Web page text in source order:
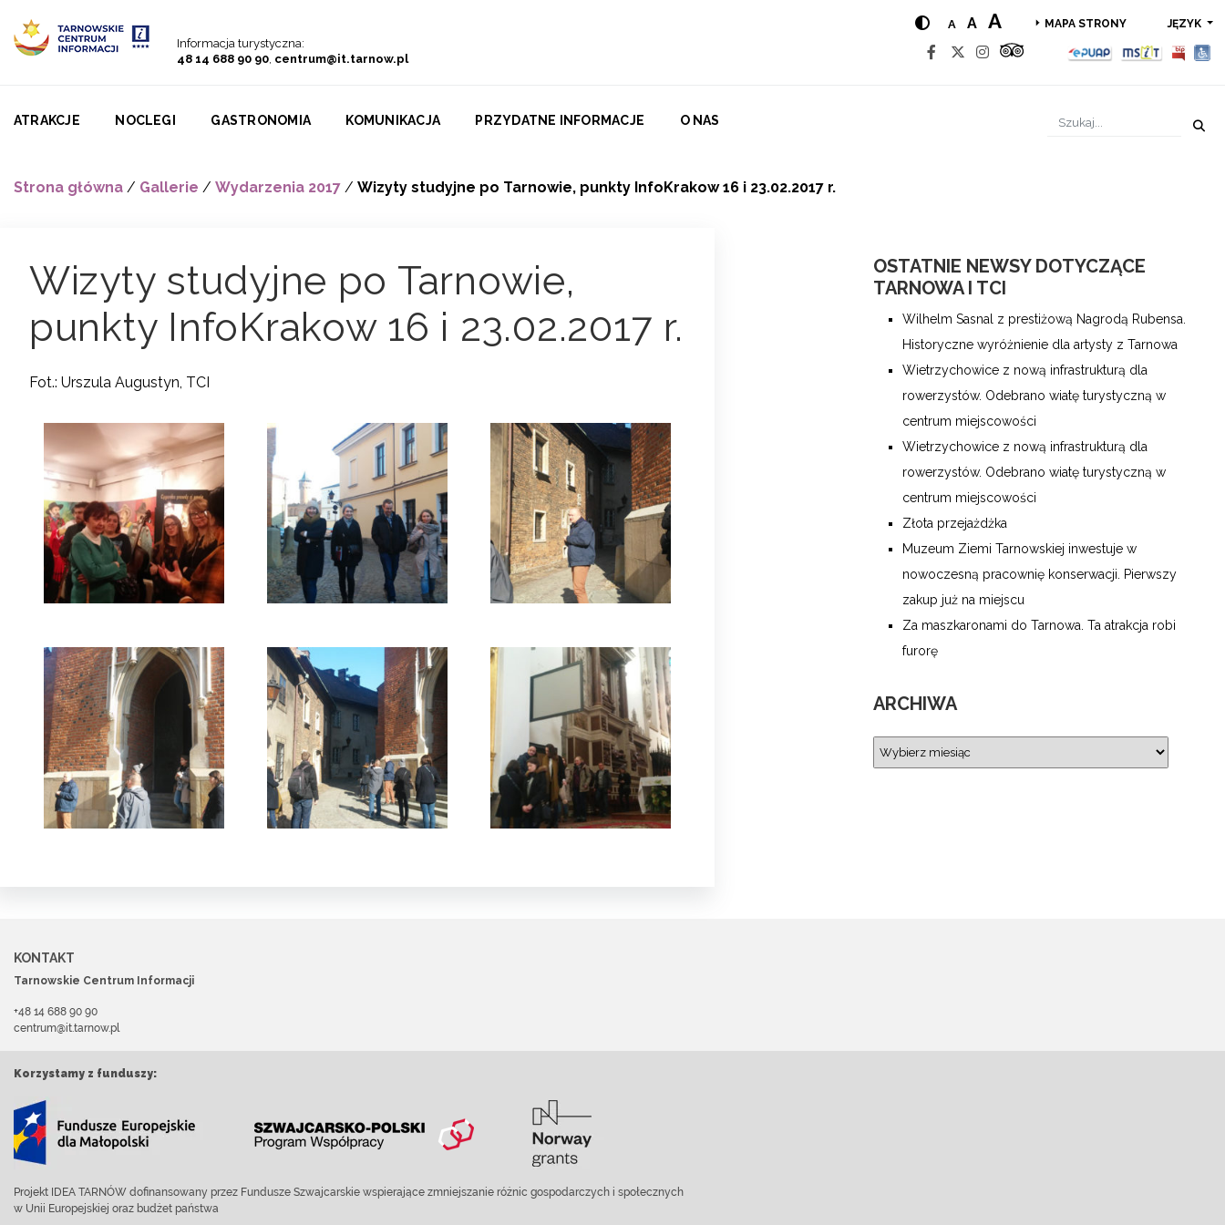
Informacja turystyczna:
48 14 688 90 90, centrum@it.tarnow.pl
A A A MAPA STRONY JĘZYK
ATRAKCJE NOCLEGI GASTRONOMIA KOMUNIKACJA PRZYDATNE INFORMACJE O NAS
Strona główna / Gallerie / Wydarzenia 2017 / Wizyty studyjne po Tarnowie, punkty InfoKrakow 16 i 23.02.2017 r.
Wizyty studyjne po Tarnowie,
punkty InfoKrakow 16 i 23.02.2017 r.
Fot.: Urszula Augustyn, TCI
OSTATNIE NEWSY DOTYCZĄCE
TARNOWA I TCI
Wilhelm Sasnal z prestiżową Nagrodą Rubensa.
Historyczne wyróżnienie dla artysty z Tarnowa
Wietrzychowice z nową infrastrukturą dla
rowerzystów. Odebrano wiatę turystyczną w
centrum miejscowości
Wietrzychowice z nową infrastrukturą dla
rowerzystów. Odebrano wiatę turystyczną w
centrum miejscowości
Złota przejażdżka
Muzeum Ziemi Tarnowskiej inwestuje w
nowoczesną pracownię konserwacji. Pierwszy
zakup już na miejscu
Za maszkaronami do Tarnowa. Ta atrakcja robi
furorę
ARCHIWA
KONTAKT
Tarnowskie Centrum Informacji
+48 14 688 90 90
centrum@it.tarnow.pl
Korzystamy z funduszy:
Projekt IDEA TARNÓW dofinansowany przez Fundusze Szwajcarskie wspierające zmniejszanie różnic gospodarczych i społecznych
w Unii Europejskiej oraz budżet państwa